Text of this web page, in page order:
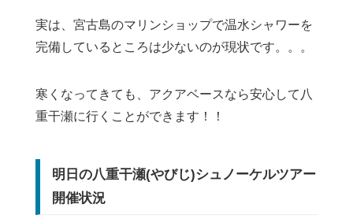
実は、宮古島のマリンショップで温水シャワーを
完備しているところは少ないのが現状です。。。
寒くなってきても、アクアベースなら安心して八
重干瀬に行くことができます！！
明日の八重干瀬(やびじ)シュノーケルツアー
開催状況